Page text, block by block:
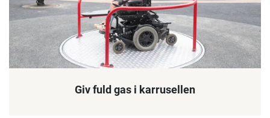
Giv fuld gas i karrusellen